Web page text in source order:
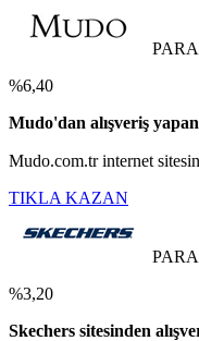
%6,40
Mudo'dan alışveriş
Mudo.com.tr internet
TIKLA KAZAN
%3,20
Skechers sitesinden